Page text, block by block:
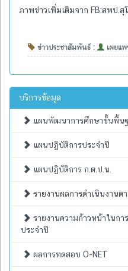
ภาพข่าวเพิ่มเติมจาก FB:สพป.สุ
ข่าวประชาสัมพันธ์ : เผยแ
บริการข้อมูล
แผนพัฒนาการศึกษาขั้นพื้น
แผนปฏิบัติการประจำปี
แผนปฏิบัติการ ก.ต.ป.น.
รายงานผลการดำเนินงาน
รายงานความก้าวหน้าในก
ประจำปี
ผลการทดสอบ O-NET